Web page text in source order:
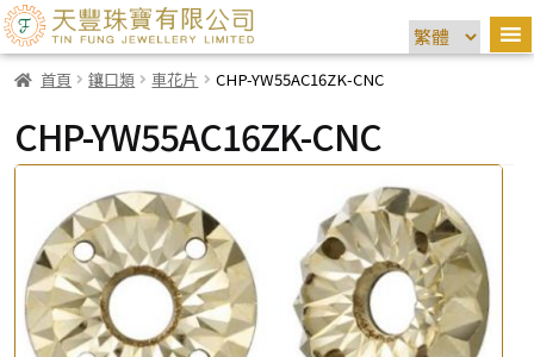
首頁 鑲口類 車花片 CHP-YW55AC16ZK-CNC
CHP-YW55AC16ZK-CNC